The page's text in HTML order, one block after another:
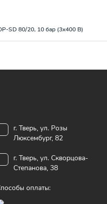
SD 80/20, 10 бар (3x400 В)
г. Тверь, ул. Розы
Люксембург, 82
г. Тверь, ул. Скворцова-
Степанова, 38
оплаты: